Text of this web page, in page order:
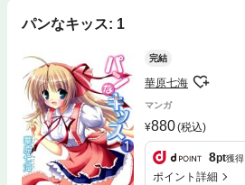
パンなキッス: 1
完結
華原七海
マンガ
880(税込)
8pt獲得
ポイント詳細